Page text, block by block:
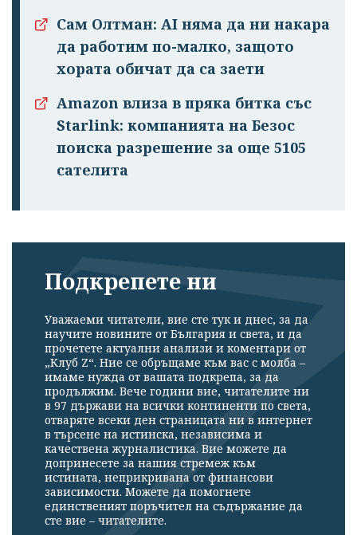
Сам Олтман: AI няма да ни накара
да работим по-малко, защото
хората обичат да са заети
Amazon влиза в пряка битка със
Starlink: компанията на Безос
поиска разрешение за още 5105
сателита
Подкрепете ни
Уважаеми читатели, вие сте тук и днес, за да
научите новините от България и света, и да
прочетете актуални анализи и коментари от
„Клуб Z“. Ние се обръщаме към вас с молба –
имаме нужда от вашата подкрепа, за да
продължим. Вече години вие, читателите ни
в 97 държави на всички континенти по света,
отваряте всеки ден страницата ни в интернет
в търсене на истинска, независима и
качествена журналистика. Вие можете да
допринесете за нашия стремеж към
истината, неприкривана от финансови
зависимости. Можете да помогнете
единственият поръчител на съдържание да
сте вие – читателите.